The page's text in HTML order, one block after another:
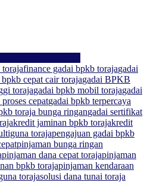
finance gadai bpkb torajagadai
bpkb cepat cair torajagadai BPKB
torajagadai bpkb mobil torajagadai
cepatgadai bpkb terpercaya
toraja bunga ringangadai sertifikat
kredit jaminan bpkb torajakredit
torajapengajuan gadai bpkb
pinjaman bunga ringan
pinjaman dana cepat torajapinjaman
bpkb torajapinjaman kendaraan
torajasolusi dana tunai toraja